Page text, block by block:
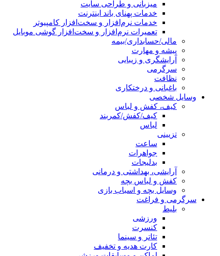
میزبانی و طراحی سایت
خدمات پهنای باند اینترنت
خدمات نرم‌افزار و سخت‌افزار کامپیوتر
تعمیرات نرم‌افزار و سخت‌افزار گوشی موبایل
مالی/حسابداری/بیمه
پیشه و مهارت
آرایشگری و زیبایی
سرگرمی
نظافت
باغبانی و درختکاری
وسایل شخصی
کیف، کفش و لباس
کیف/کفش/کمربند
لباس
تزیینی
ساعت
جواهرات
بدلیجات
آرایشی، بهداشتی و درمانی
کفش و لباس بچه
وسایل بچه و اسباب بازی
سرگرمی و فراغت
بلیط
ورزشی
کنسرت
تئاتر و سینما
کارت هدیه و تخفیف